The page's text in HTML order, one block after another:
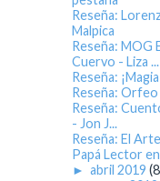
Reseña:
Malpica
Reseña: MOG
Cuervo - Liza ...
Reseña:
Reseña: Orfeo
Reseña:
- Jon J...
Reseña: El
Papá Lector
► abril 2019